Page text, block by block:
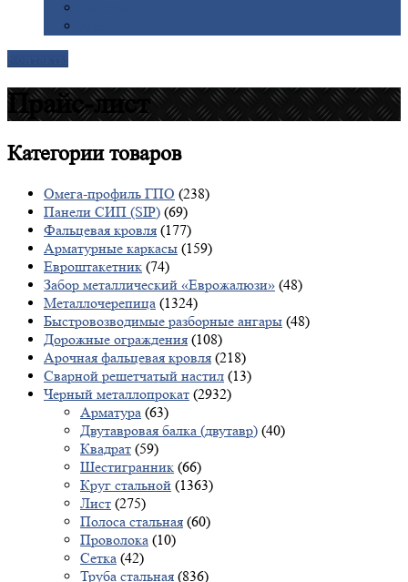
Прайс-лист
Категориитоваров
Омега-профиль ГПО (238)
Панели СИП (SIP) (69)
Фальцевая кровля (177)
Арматурные каркасы (159)
Евроштакетник (74)
Забор металлический «Еврожалюзи» (48)
Металлочерепица (1324)
Быстровозводимые разборные ангары (48)
Дорожные ограждения (108)
Арочная фальцевая кровля (218)
Сварной решетчатый настил (13)
Черный металлопрокат (2932)
Арматура (63)
Двутавровая балка (двутавр) (40)
Квадрат (59)
Шестигранник (66)
Круг стальной (1363)
Лист (275)
Полоса стальная (60)
Проволока (10)
Сетка (42)
Труба стальная (836)